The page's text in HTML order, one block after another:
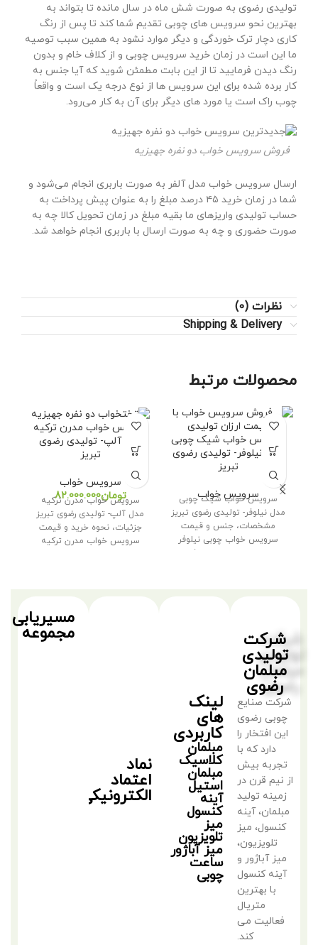
تولیدی رضوی به صورت شش ماه در سال مانده تا بتواند به
بهترین نحو سرویس های چوبی تقدیم شما کند تا پس از رنگ
کاری دچار ترک خوردگی و دیگر موارد نشود به همین سبب توصیه
ما این است در زمان خرید سرویس چوبی و از کلاف خام و بدون
رنگ دیدن فرمایید تا از این بابت مطمئن شوید که آیا جنس به
کار برده شده برای این سرویس ها از نوع درجه یک است و واقعاً
چوب راک است یا مورد های دیگر برای آن به کار می‌رود.
فروش سرویس خواب دو نفره جهیزیه
ارسال سرویس خواب مدل آلفر به صورت باربری انجام می‌شود و
شما در زمان خرید ۴۵ درصد مبلغ را به عنوان پیش پرداخت به
حساب تولیدی واریزهای ما بقیه مبلغ در زمان تحویل کالا چه به
صورت حضوری و چه به صورت ارسال با باربری انجام خواهد شد.
نظرات (0)
Shipping & Delivery
محصولات مرتبط
سرویس خواب شیک چوبی
مدل نیلوفر- تولیدی رضوی
تبریز
سرویس خواب
سرویس خواب شیک چوبی
مدل نیلوفر- تولیدی رضوی تبریز
مشخصات، جنس و قیمت
سرویس خواب چوبی نیلوفر
سرویس خواب نیلوفر
سرویس خواب مدرن ترکیه
مدل آلپ- تولیدی رضوی
تبریز
سرویس خواب
تومان
سرویس خواب مدرن ترکیه
مدل آلپ- تولیدی رضوی تبریز
جزئیات، نحوه خرید و قیمت
سرویس خواب مدرن ترکیه
شرکت
تولیدی
مبلمان
رضوی
شرکت صنایع
چوبی رضوی
این افتخار را
دارد که با
تجربه بیش
از نیم قرن در
زمینه تولید
مبلمان، آینه
کنسول، میز
تلویزیون،
میز آباژور و
آینه کنسول
با بهترین
متریال
فعالیت می
کند.
لینک
های
کاربردی
مبلمان
کلاسیک
مبلمان
استیل
آینه
کنسول
میز
تلویزیون
میز آباژور
ساعت
چوبی
نماد
اعتماد
الکترونیکی
مسیریابی
مجموعه